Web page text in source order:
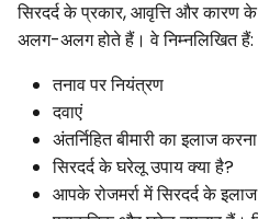
सिरदर्द के प्रकार, आवृत्ति और कारण
अलग-अलग होते हैं। वे निम्नलिखित हैं:
तनाव पर नियंत्रण
दवाएं
अंतर्निहित बीमारी का इलाज करना
सिरदर्द के घरेलू उपाय क्या है?
आपके रोजमर्रा में सिरदर्द के